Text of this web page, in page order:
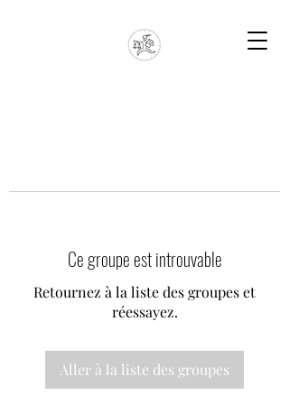
Ce groupe est introuvable
Retournez à la liste des groupes et
réessayez.
Aller à la liste des groupes